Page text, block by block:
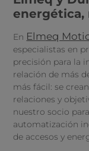
energética,
En Elmeq
especialistas en
precisión para la
relación de más
más fácil: se
relaciones y
nuestro socio
automatización
de accesos y